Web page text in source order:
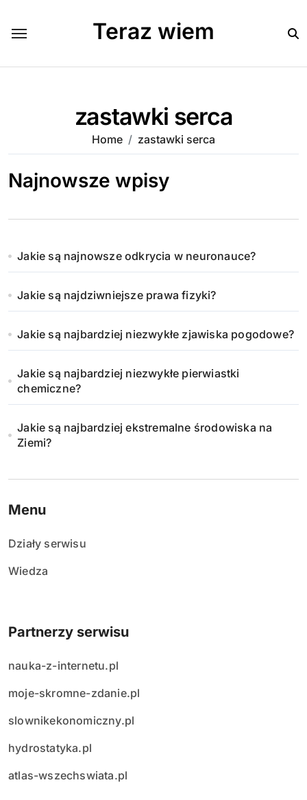
content
Teraz wiem
zastawki serca
Home zastawki serca
Najnowsze wpisy
Jakie są najnowsze odkrycia w neuronauce?
Jakie są najdziwniejsze prawa fizyki?
Jakie są najbardziej niezwykłe zjawiska pogodowe?
Jakie są najbardziej niezwykłe pierwiastki
chemiczne?
Jakie są najbardziej ekstremalne środowiska na
Ziemi?
Menu
Działy serwisu
Wiedza
Partnerzy serwisu
nauka-z-internetu.pl
moje-skromne-zdanie.pl
slownikekonomiczny.pl
hydrostatyka.pl
atlas-wszechswiata.pl